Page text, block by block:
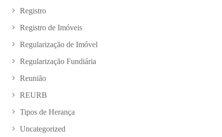
Registro
Registro de Imóveis
Regularização de Imóvel
Regularização Fundiária
Reunião
REURB
Tipos de Herança
Uncategorized